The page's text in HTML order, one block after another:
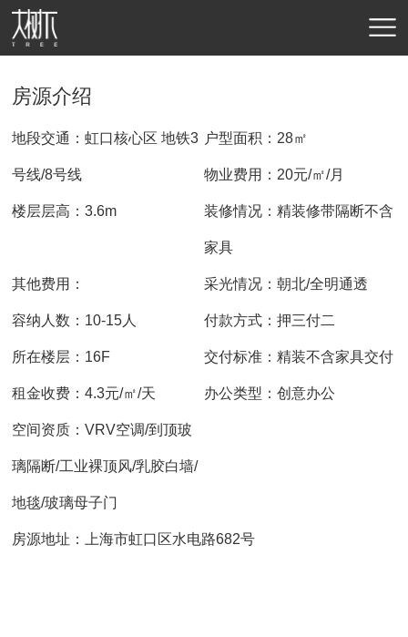
房源介绍
地段交通：虹口核心区 地铁3
号线/8号线
户型面积：28㎡
物业费用：20元/㎡/月
楼层层高：3.6m 装修情况：精装修带隔断不含
家具
其他费用： 采光情况：朝北/全明通透
容纳人数：10-15人 付款方式：押三付二
所在楼层：16F 交付标准：精装不含家具交付
租金收费：4.3元/㎡/天 办公类型：创意办公
空间资质：VRV空调/到顶玻
璃隔断/工业裸顶风/乳胶白墙/
地毯/玻璃母子门
房源地址：上海市虹口区水电路682号